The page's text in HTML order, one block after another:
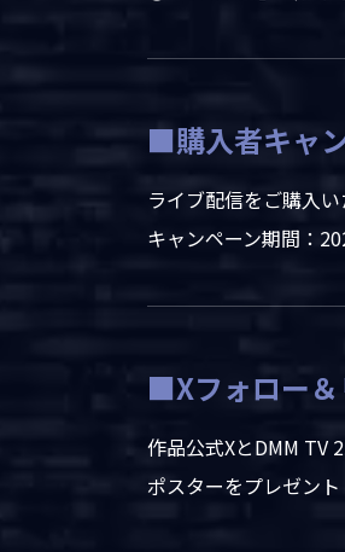
■購入者キャ
ライブ配信をご購入
キャンペーン期間：
■Xフォロー＆
作品公式XとDMM TV
ポスターをプレゼン